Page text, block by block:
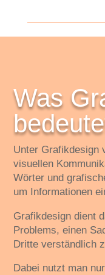
Was
Unter Grafikdesign
visuellen
Wörter und
um Informationen
Grafikdesign dient
Problems, einen
Dritte verständlich
Dabei nutzt man